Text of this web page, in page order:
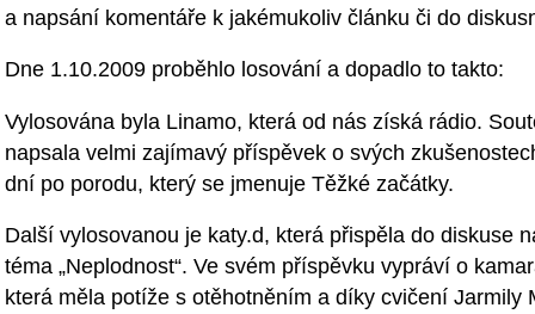
a napsání komentáře k jakémukoliv článku či do
Dne 1.10.2009 proběhlo losování a dopadlo to takto:
Vylosována byla Linamo, která od nás získá rádio.
napsala velmi zajímavý příspěvek o svých
dní po porodu, který se jmenuje Těžké začátky.
Další vylosovanou je katy.d, která přispěla do diskuse
téma „Neplodnost“. Ve svém příspěvku vypráví o
která měla potíže s otěhotněním a díky cvičení Jarmily